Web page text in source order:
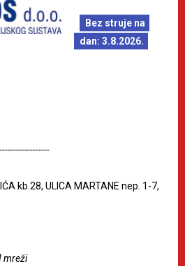
Bez struje na
dan: 3.8.2026.
kb.28, ULICA MARTANE nep. 1-7,
mreži